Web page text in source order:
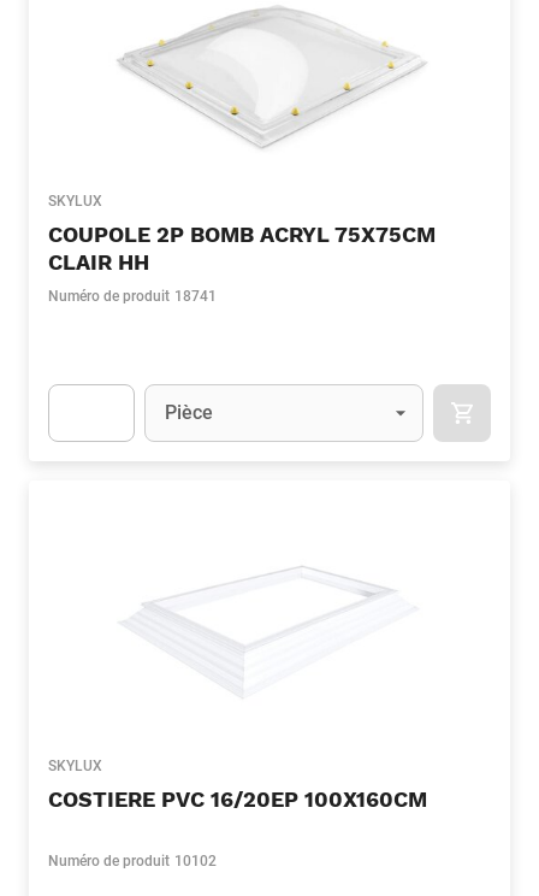
SKYLUX
COUPOLE 2P BOMB ACRYL 75X75CM
CLAIR HH
Numéro de produit 18741
Unité
Pièce
SKYLUX
COSTIERE PVC 16/20EP 100X160CM
Numéro de produit 10102